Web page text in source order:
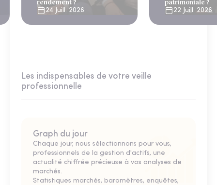
rendement ?
24 Juill. 2026
patrimoniale ?
22 Juill. 2026
Les indispensables de votre veille
professionnelle
Graph du jour
Chaque jour, nous sélectionnons pour vous,
professionnels de la gestion d'actifs, une
actualité chiffrée précieuse à vos analyses de
marchés.
Statistiques marchés, baromètres, enquêtes,